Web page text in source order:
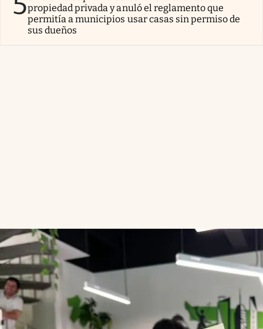
propiedad privada y anuló el reglamento que
permitía a municipios usar casas sin permiso de
sus dueños